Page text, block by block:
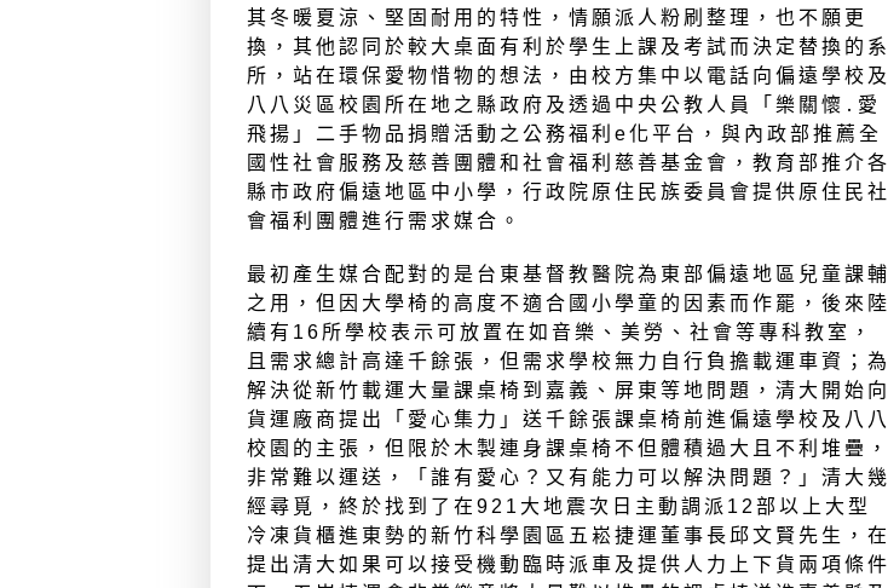
其冬暖夏涼、堅固耐用的特性，情願派人粉刷整理，也不願更
換，其他認同於較大桌面有利於學生上課及考試而決定替換的系
所，站在環保愛物惜物的想法，由校方集中以電話向偏遠學校及
八八災區校園所在地之縣政府及透過中央公教人員「樂關懷․愛
飛揚」二手物品捐贈活動之公務福利e化平台，與內政部推薦全
國性社會服務及慈善團體和社會福利慈善基金會，教育部推介各
縣市政府偏遠地區中小學，行政院原住民族委員會提供原住民社
會福利團體進行需求媒合。
最初產生媒合配對的是台東基督教醫院為東部偏遠地區兒童課輔
之用，但因大學椅的高度不適合國小學童的因素而作罷，後來陸
續有16所學校表示可放置在如音樂、美勞、社會等專科教室，
且需求總計高達千餘張，但需求學校無力自行負擔載運車資；為
解決從新竹載運大量課桌椅到嘉義、屏東等地問題，清大開始向
貨運廠商提出「愛心集力」送千餘張課桌椅前進偏遠學校及八八
校園的主張，但限於木製連身課桌椅不但體積過大且不利堆疊，
非常難以運送，「誰有愛心？又有能力可以解決問題？」清大幾
經尋覓，終於找到了在921大地震次日主動調派12部以上大型
冷凍貨櫃進東勢的新竹科學園區五崧捷運董事長邱文賢先生，在
提出清大如果可以接受機動臨時派車及提供人力上下貨兩項條件